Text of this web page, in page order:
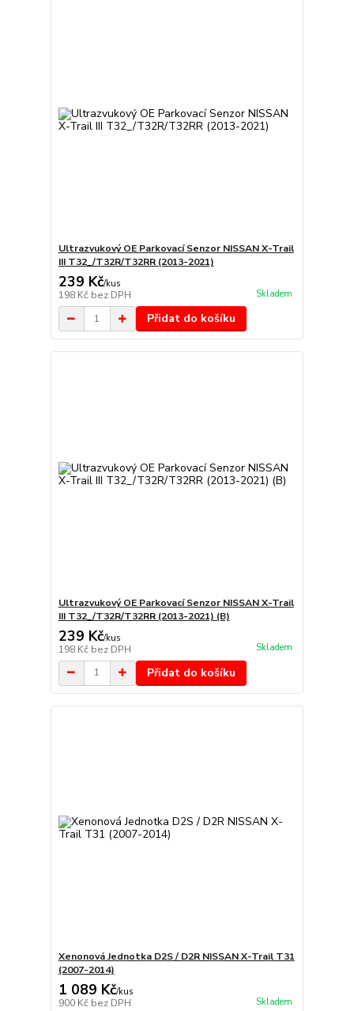
Ultrazvukový OE Parkovací Senzor NISSAN X-Trail
III T32_/T32R/T32RR (2013-2021)
239 Kč/kus
198 Kč bez DPH Skladem
Přidat do košíku
Ultrazvukový OE Parkovací Senzor NISSAN X-Trail
III T32_/T32R/T32RR (2013-2021) (B)
239 Kč/kus
198 Kč bez DPH Skladem
Přidat do košíku
Xenonová Jednotka D2S / D2R NISSAN X-Trail T31
(2007-2014)
1 089 Kč/kus
900 Kč bez DPH Skladem